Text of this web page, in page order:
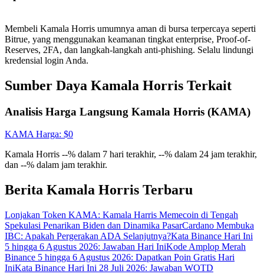
Membeli Kamala Horris umumnya aman di bursa terpercaya seperti
Bitrue, yang menggunakan keamanan tingkat enterprise, Proof-of-
Reserves, 2FA, dan langkah-langkah anti-phishing. Selalu lindungi
kredensial login Anda.
Sumber Daya Kamala Horris Terkait
Analisis Harga Langsung Kamala Horris (KAMA)
KAMA Harga: $0
Kamala Horris --% dalam 7 hari terakhir, --% dalam 24 jam terakhir,
dan --% dalam jam terakhir.
Berita Kamala Horris Terbaru
Lonjakan Token KAMA: Kamala Harris Memecoin di Tengah
Spekulasi Penarikan Biden dan Dinamika PasarCardano Membuka
IBC: Apakah Pergerakan ADA Selanjutnya?Kata Binance Hari Ini
5 hingga 6 Agustus 2026: Jawaban Hari IniKode Amplop Merah
Binance 5 hingga 6 Agustus 2026: Dapatkan Poin Gratis Hari
IniKata Binance Hari Ini 28 Juli 2026: Jawaban WOTD